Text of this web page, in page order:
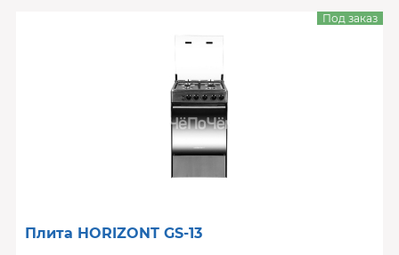
Плита HORIZONT GS-13
Под заказ